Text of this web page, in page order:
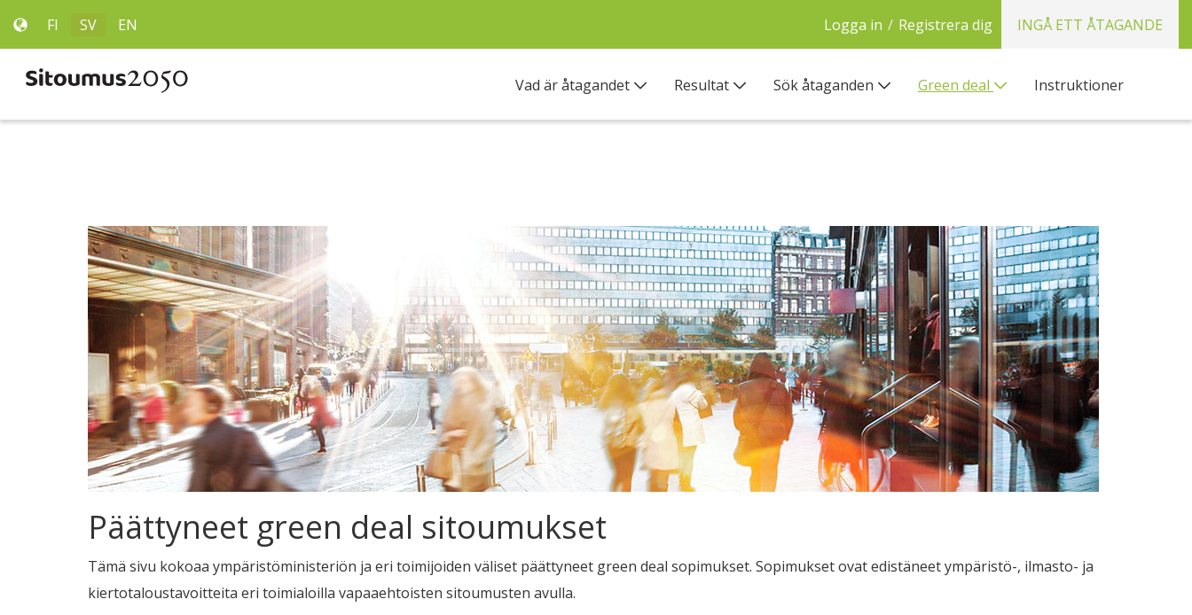
FI SV EN Logga in / Registrera dig INGÅ ETT ÅTAGANDE
Vad är åtagandet Resultat Sök åtaganden Green deal Instruktioner
Päättyneet green deal sitoumukset
Tämä sivu kokoaa ympäristöministeriön ja eri toimijoiden väliset päättyneet green deal sopimukset. Sopimukset ovat edistäneet ympäristö-, ilmasto- ja
kiertotaloustavoitteita eri toimialoilla vapaaehtoisten sitoumusten avulla.